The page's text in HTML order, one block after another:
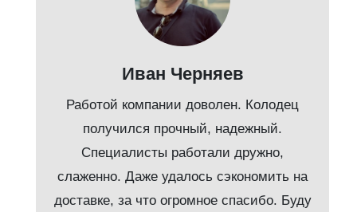
Иван Черняев
Работой компании доволен. Колодец
получился прочный, надежный.
Специалисты работали дружно,
слаженно. Даже удалось сэкономить на
доставке, за что огромное спасибо. Буду